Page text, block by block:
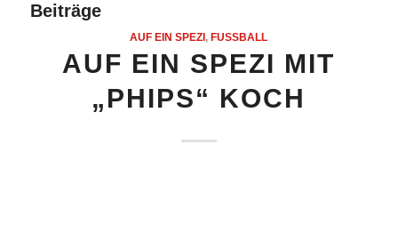
Beiträge
AUF EIN SPEZI,FUSSBALL
AUF EIN SPEZI MIT
„PHIPS“ KOCH